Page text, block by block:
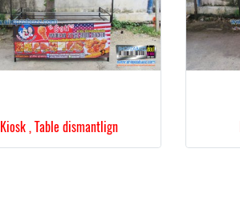
Kiosk , Table dismantlign